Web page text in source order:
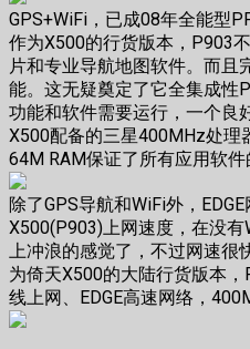
GPS+WiFi，已成08年全能型
作为X500的行货版本，P903
片和专业导航地图软件。而且
能。这无疑奠定了它全集成性
功能和软件需要运行，一个良
X500配备的三星400MHz处理
64M RAM保证了所有应用软件
除了GPS导航和WiFi外，
X500(P903)上网速度，在没
上冲浪的感觉了，不过网速很
为倚天X500的大陆行货版本
线上网、EDGE高速网络，